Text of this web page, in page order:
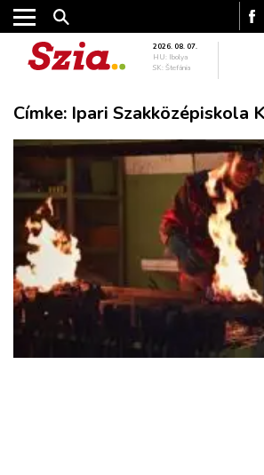
VÁROS
2026. 08. 07.
HU: Ibolya
SK: Štefánia
Címke: Ipari Szakközépiskola